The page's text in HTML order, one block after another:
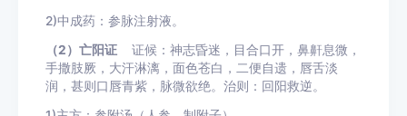
2)中成药：参脉注射液。
（2）亡阳证 证候：神志昏迷，目合口开，鼻鼾息微，
手撒肢厥，大汗淋漓，面色苍白，二便自遗，唇舌淡
润，甚则口唇青紫，脉微欲绝。治则：回阳救逆。